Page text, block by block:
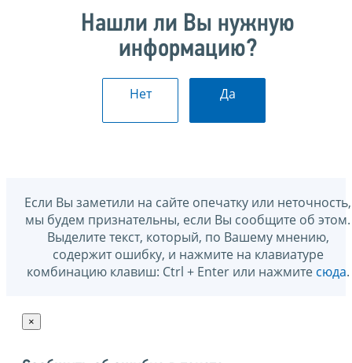
Нашли ли Вы нужную
информацию?
Нет Да
Если Вы заметили на сайте опечатку или неточность,
мы будем признательны, если Вы сообщите об этом.
Выделите текст, который, по Вашему мнению,
содержит ошибку, и нажмите на клавиатуре
комбинацию клавиш: Ctrl + Enter или нажмите сюда.
×